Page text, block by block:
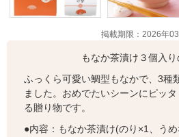
掲載期限：2026年
もなか茶漬け３個入
ふっくら可愛い鯛型もなかで、3種
ました。おめでたいシーンにピッ
る贈り物です。
●内容：もなか茶漬け(のり×1、う